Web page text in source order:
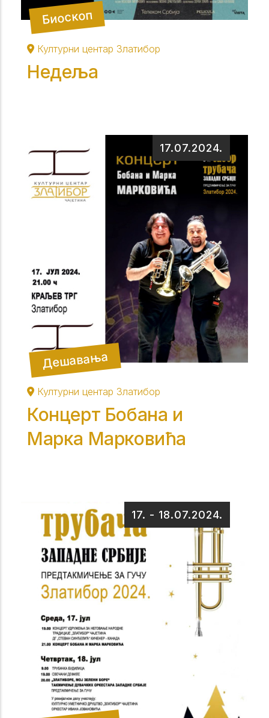
Биоскоп
Културни центар Златибор
Недеља
17.07.2024.
Дешавања
Културни центар Златибор
Концерт Бобана и
Марка Марковића
17. - 18.07.2024.